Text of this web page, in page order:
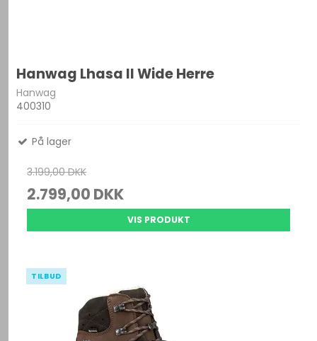
Hanwag Lhasa II Wide Herre
Hanwag
400310
På lager
3.199,00 DKK
2.799,00 DKK
VIS PRODUKT
TILBUD